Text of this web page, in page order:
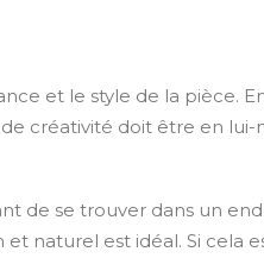
et le style de la pièce.
créativité doit être en
de se trouver dans un
naturel est idéal. Si cela